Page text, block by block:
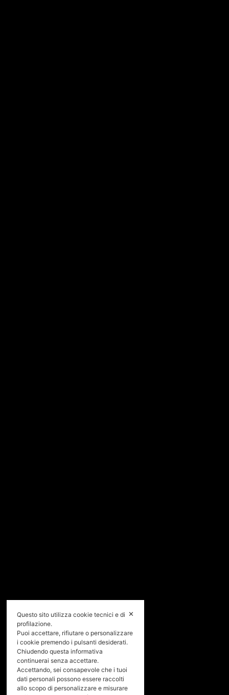
✕
Questo sito utilizza cookie tecnici e di
profilazione.
Puoi accettare, rifiutare o personalizzare
i cookie premendo i pulsanti desiderati.
Chiudendo questa informativa
continuerai senza accettare.
Accettando, sei consapevole che i tuoi
dati personali possono essere raccolti
allo scopo di personalizzare e misurare